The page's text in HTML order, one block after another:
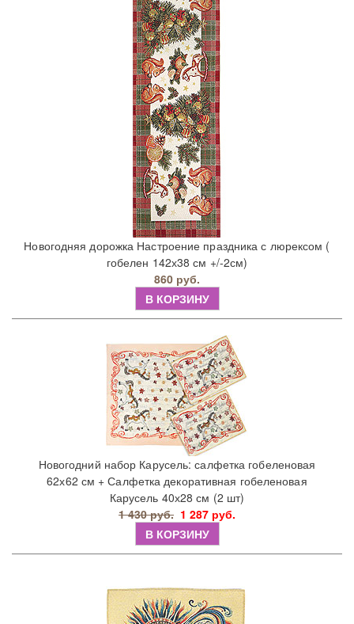
Новогодняя дорожка Настроение праздника с люрексом (
гобелен 142х38 см +/-2см)
860 руб.
В КОРЗИНУ
Новогодний набор Карусель: салфетка гобеленовая
62х62 см + Салфетка декоративная гобеленовая
Карусель 40х28 см (2 шт)
1 430 руб. 1 287 руб.
В КОРЗИНУ